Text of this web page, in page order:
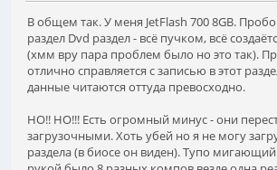
В общем так. У меня JetFlash 700 8GB.
раздел Dvd раздел - всё пучком, всё
(хмм вру пара проблем было но это так).
отлично справляется с записью в этот
данные читаются оттуда превосходно.
НО!! НО!!! Есть огромный минус - они
загрузочными. Хоть убей но я не могу
раздела (в биосе он виден). Тупо